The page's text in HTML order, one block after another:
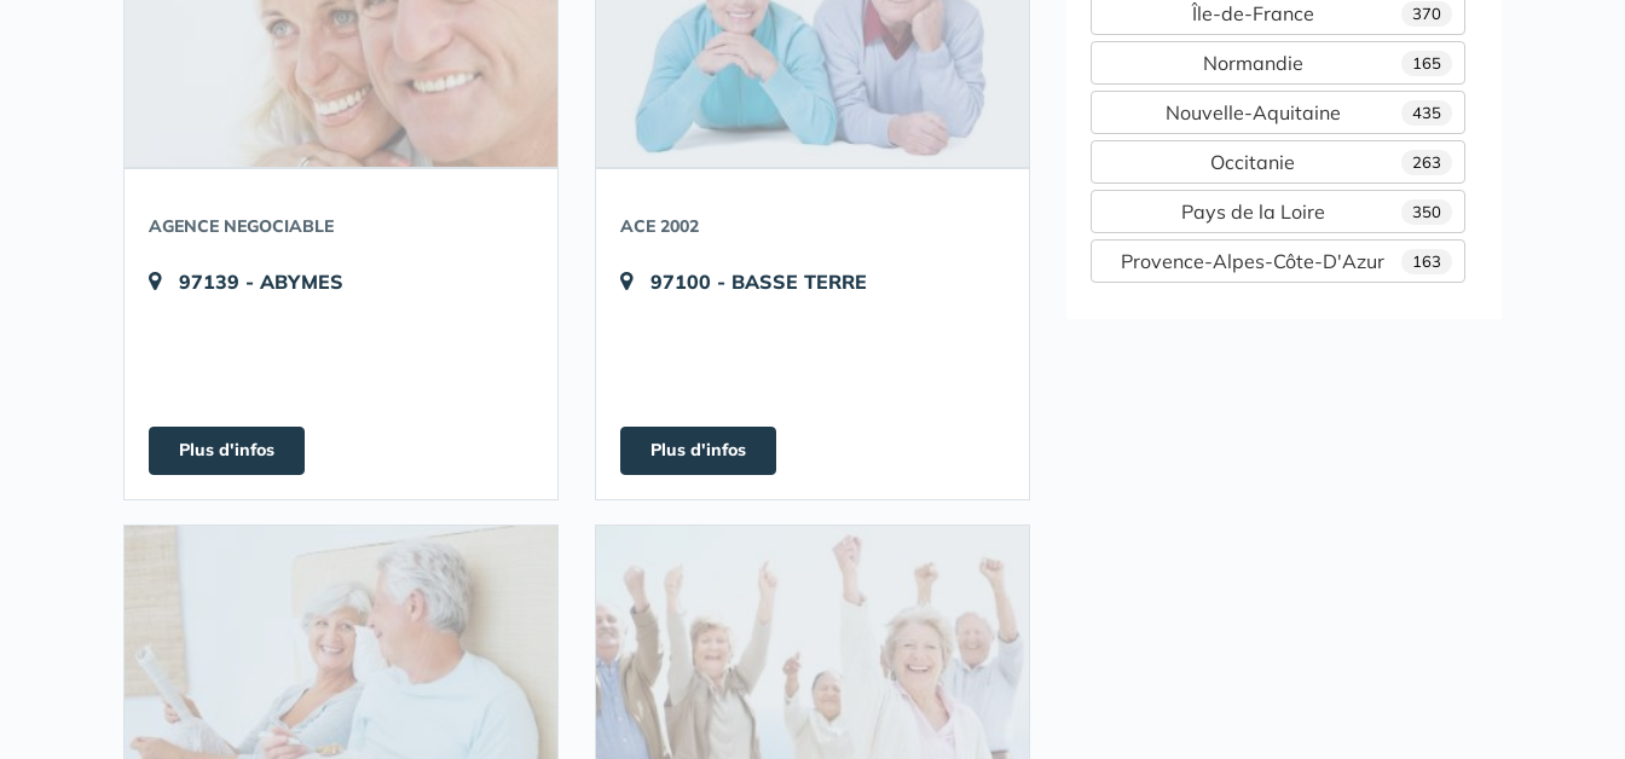
AGENCE NEGOCIABLE
97139 - ABYMES
Plus d'infos
ACE 2002
97100 - BASSE TERRE
Plus d'infos
370
Île-de-France
165
Normandie
435
Nouvelle-Aquitaine
263
Occitanie
350
Pays de la Loire
163
Provence-Alpes-Côte-D'Azur